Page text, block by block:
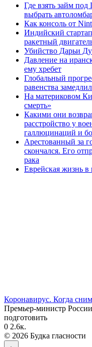
Где взять займ
выбрать
Как консоль от
Индийский
ракетный
Убийство Дарьи
Давление на
ему хребет
Глобальный
равенства
На материковом
смерть»
Какими они
расстройство у
галлюцинаций и
Арестованный за
скончался. Его
рака
Еврейская жизнь в
Коронавирус. Когда
Премьер-министр
подготовить
0 2.6к.
© 2026 Будка